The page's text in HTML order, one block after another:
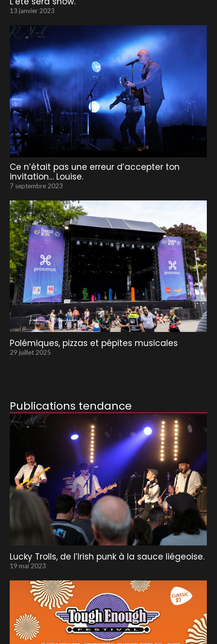
13 janvier 2023
Ce n’était pas une erreur d’accepter ton
invitation… Louise.
7 septembre 2023
Polémiques, pizzas et pépites musicales
29 juillet 2025
Publications tendance
Lucky Trolls, de l’Irish punk à la sauce liégeoise.
19 mai 2023